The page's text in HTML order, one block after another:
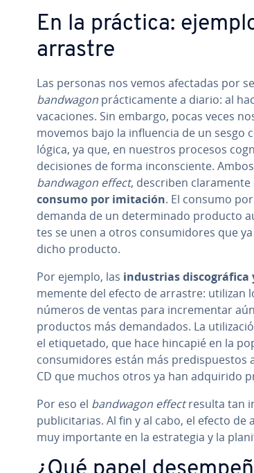
En la práctica:
arrastre
Las personas nos vemos afectadas por
bandwagon prá­c­ti­ca­me­n­te a diario: al
va­ca­cio­nes. Sin embargo, pocas veces
movemos bajo la in­flue­n­cia de un sesgo
lógica, ya que, en nuestros procesos
de­ci­sio­nes de forma in­co­n­s­cie­n­te.
bandwagon effect, describen
consumo por imitación. El consumo
demanda de un de­te­r­mi­na­do producto
tes se unen a otros co­n­su­mi­do­res que
dicho producto.
Por ejemplo, las in­du­s­trias di­s­co­grá­fi­ca
me­me­n­te del efecto de arrastre: utilizan
números de ventas para in­cre­me­n­tar
productos más de­ma­n­da­dos. La
el eti­que­ta­do, que hace hincapié en la
co­n­su­mi­do­res están más pre­di­s­pue­s­tos
CD que muchos otros ya han adquirido
Por eso el bandwagon effectresulta tan
pu­bli­ci­ta­rias. Al fin y al cabo, el efecto
muy im­po­r­ta­n­te en la es­tra­te­gia y la